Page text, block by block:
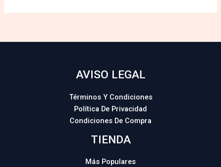
AVISO LEGAL
Términos Y Condiciones
Política De Privacidad
Condiciones De Compra
TIENDA
Más Populares